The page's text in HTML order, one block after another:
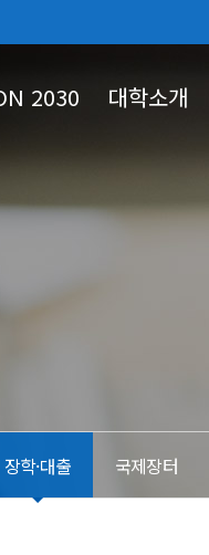
2030
2030
대학소개
KOOKJE
학훈
CAMPUS LIFE
PR CENTER
KOOKJE
식
장학·대출 국제장터